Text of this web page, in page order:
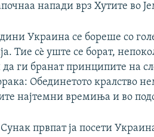
напади врз Хутите во
Украина се бореше со
Тие сè уште се борат,
да ги бранат принципите на
Обединетото кралство
најтемни времиња и во
првпат ја посети